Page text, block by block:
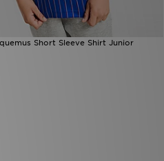
Short Sleeve Shirt Junior